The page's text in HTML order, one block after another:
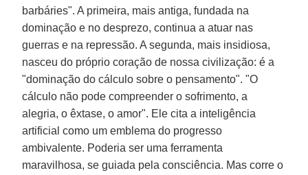
barbáries". A primeira, mais antiga, fundada na
dominação e no desprezo, continua a atuar nas
guerras e na repressão. A segunda, mais insidiosa,
nasceu do próprio coração de nossa civilização: é a
"dominação do cálculo sobre o pensamento". "O
cálculo não pode compreender o sofrimento, a
alegria, o êxtase, o amor". Ele cita a inteligência
artificial como um emblema do progresso
ambivalente. Poderia ser uma ferramenta
maravilhosa, se guiada pela consciência. Mas corre o